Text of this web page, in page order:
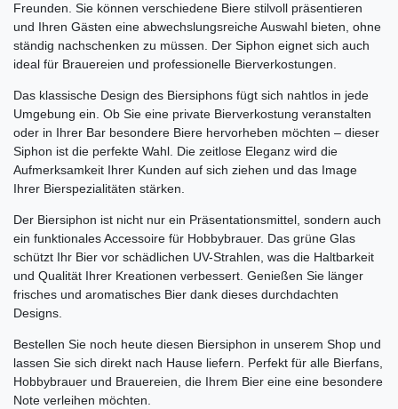
Freunden. Sie können verschiedene Biere stilvoll präsentieren
und Ihren Gästen eine abwechslungsreiche Auswahl bieten, ohne
ständig nachschenken zu müssen. Der Siphon eignet sich auch
ideal für Brauereien und professionelle Bierverkostungen.
Das klassische Design des Biersiphons fügt sich nahtlos in jede
Umgebung ein. Ob Sie eine private Bierverkostung veranstalten
oder in Ihrer Bar besondere Biere hervorheben möchten – dieser
Siphon ist die perfekte Wahl. Die zeitlose Eleganz wird die
Aufmerksamkeit Ihrer Kunden auf sich ziehen und das Image
Ihrer Bierspezialitäten stärken.
Der Biersiphon ist nicht nur ein Präsentationsmittel, sondern auch
ein funktionales Accessoire für Hobbybrauer. Das grüne Glas
schützt Ihr Bier vor schädlichen UV-Strahlen, was die Haltbarkeit
und Qualität Ihrer Kreationen verbessert. Genießen Sie länger
frisches und aromatisches Bier dank dieses durchdachten
Designs.
Bestellen Sie noch heute diesen Biersiphon in unserem Shop und
lassen Sie sich direkt nach Hause liefern. Perfekt für alle Bierfans,
Hobbybrauer und Brauereien, die Ihrem Bier eine eine besondere
Note verleihen möchten.